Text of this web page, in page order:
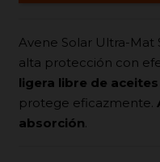
Avene Solar Ultra-Mat
alta protección con
ligera libre de aceites
protege eficazmente.
absorción.